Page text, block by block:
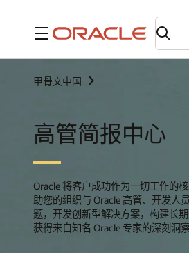
菜单
甲骨文中国
高管简报中心
Oracle 将客户成功作为一切工作的
助您的组织与 Oracle 高管、开发人
题，开发创新型解决方案，构建长
获得来自知名 Oracle 专家的深刻洞